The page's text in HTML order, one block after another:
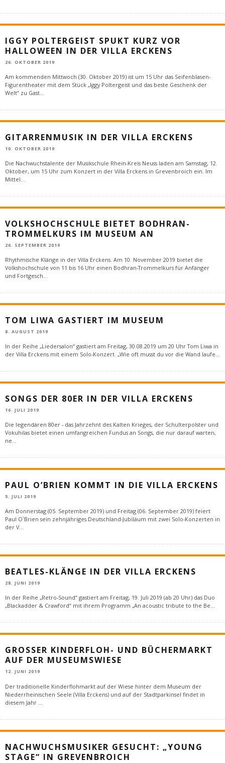
IGGY POLTERGEIST SPUKT KURZ VOR
HALLOWEEN IN DER VILLA ERCKENS
26. OKTOBER 2019
Am kommenden Mittwoch (30. Oktober 2019) ist um 15 Uhr das Seifenblasen-
Figurentheater mit dem Stück „Iggy Poltergeist und das beste Geschenk der
Welt“ zu Gast
GITARRENMUSIK IN DER VILLA ERCKENS
10. OKTOBER 2019
Die Nachwuchstalente der Musikschule Rhein-Kreis Neuss laden am Samstag, 12.
Oktober, um 15 Uhr zum Konzert in der Villa Erckens in Grevenbroich ein. Im
Mittel...
VOLKSHOCHSCHULE BIETET BODHRAN-
TROMMELKURS IM MUSEUM AN
26. SEPTEMBER 2019
Rhythmische Klänge in der Villa Erckens. Am 10. November 2019 bietet die
Volkshochschule von 11 bis 16 Uhr einen Bodhran-Trommelkurs für Anfänger
und Fortgesch...
TOM LIWA GASTIERT IM MUSEUM
8. AUGUST 2019
In der Reihe „Liedersalon“ gastiert am Freitag, 30.08.2019 um 20 Uhr Tom Liwa in
der Villa Erckens mit einem Solo-Konzert. „Wie oft musst du vor die Wand laufe...
SONGS DER 80ER IN DER VILLA ERCKENS
16. JULI 2019
Die legendären 80er - das Jahrzehnt des Kalten Krieges, der Schulterpolster und
Vokuhilas bietet einen umfangreichen Fundus an Songs, die nur darauf warten,
ne...
PAUL O’BRIEN KOMMT IN DIE VILLA ERCKENS
5. JULI 2019
Am Donnerstag (05. September 2019) und Freitag (06. September 2019) feiert
Paul O´Brien sein zehnjähriges Deutschland-Jubiläum mit zwei Solo-Konzerten in
der V...
BEATLES-KLÄNGE IN DER VILLA ERCKENS
28. JUNI 2019
In der Reihe „Retro-Sound“ gastiert am Freitag, 19. Juli 2019 (ab 20 Uhr) das Duo
„Blackadder & Crawford“ mit ihrem Programm „An acoustic tribute to the Be...
GROSSER KINDERFLOH- UND BÜCHERMARKT A
UF DER MUSEUMSWIESE
12. JUNI 2019
Der traditionelle Kinderflohmarkt auf der Wiese hinter dem Museum der
Niederrheinischen Seele (Villa Erckens) und auf der Stadtparkinsel findet in
diesem Jahr
NACHWUCHSMUSIKER GESUCHT: „YOUNG
STAGE“ IN GREVENBROICH